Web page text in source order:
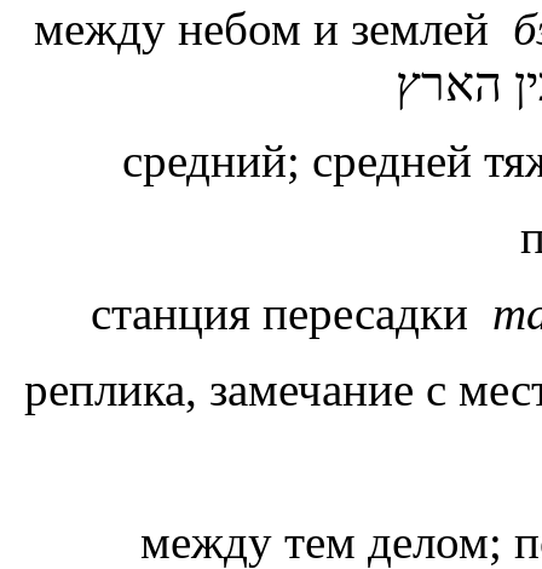
между небом и землей
הארץ
средний; средней
станция пересадки
реплика, замечание с
между тем делом;